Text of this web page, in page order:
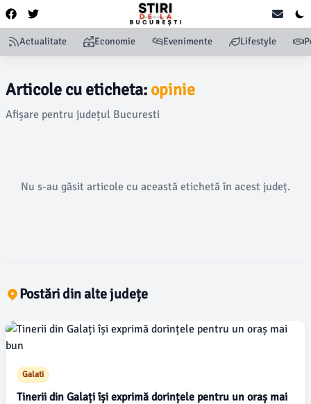
Actualitate Economie Evenimente Lifestyle
Articole cu eticheta: opinie
Afișare pentru județul Bucuresti